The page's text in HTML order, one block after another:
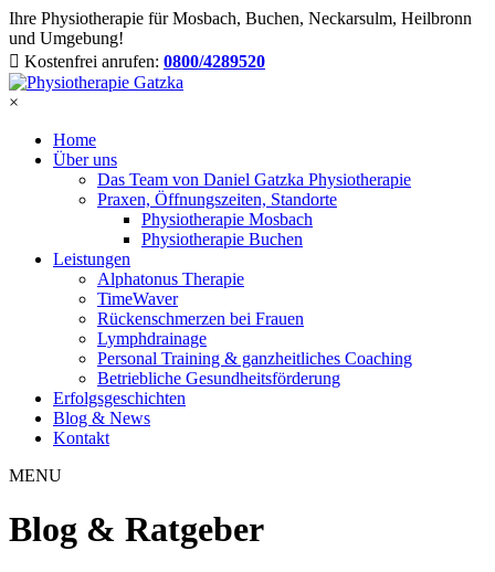
Ihre Physiotherapie für Mosbach, Buchen, Neckarsulm, Heilbronn
und Umgebung!
Kostenfrei anrufen: 0800/4289520
×
Home
Über uns
Das Team von Daniel Gatzka Physiotherapie
Praxen, Öffnungszeiten, Standorte
Physiotherapie Mosbach
Physiotherapie Buchen
Leistungen
Alphatonus Therapie
TimeWaver
Rückenschmerzen bei Frauen
Lymphdrainage
Personal Training & ganzheitliches Coaching
Betriebliche Gesundheitsförderung
Erfolgsgeschichten
Blog & News
Kontakt
MENU
Blog & Ratgeber